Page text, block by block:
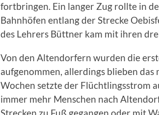
fortbringen. Ein langer Zug rollte in
Bahnhöfen entlang der Strecke
des Lehrers Büttner kam mit ihren
Von den Altendorfern wurden die
aufgenommen, allerdings blieben
Wochen setzte der Flüchtlingsstrom
immer mehr Menschen nach
Strecken zu Fuß gegangen oder mit